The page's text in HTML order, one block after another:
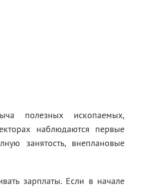
полезных ископаемых,
наблюдаются первые
занятость, внеплановые
зарплаты. Если в начале